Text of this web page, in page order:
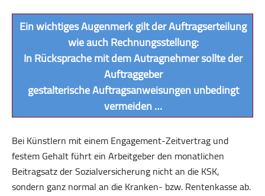
Ein wichtiges Augenmerk gilt der Auftragserteilung
wie auch Rechnungsstellung:
In Rücksprache mit dem Autragnehmer sollte der
Auftraggeber
gestalterische Auftragsanweisungen unbedingt
vermeiden …
Bei Künstlern mit einem Engagement-Zeitvertrag und
festem Gehalt führt ein Arbeitgeber den monatlichen
Beitragsatz der Sozialversicherung nicht an die KSK,
sondern ganz normal an die Kranken- bzw. Rentenkasse ab.